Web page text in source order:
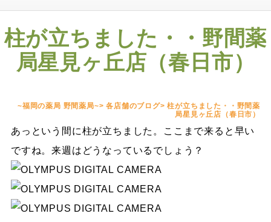
柱が立ちました・・野間薬
局星見ヶ丘店（春日市）
~福岡の薬局 野間薬局~>各店舗のブログ>柱が立ちました・・野間薬
局星見ヶ丘店（春日市）
あっという間に柱が立ちました。ここまで来ると早い
ですね。来週はどうなっているでしょう？